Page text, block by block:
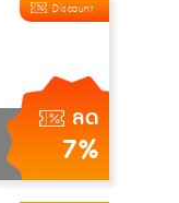
ลด
7%
Discount